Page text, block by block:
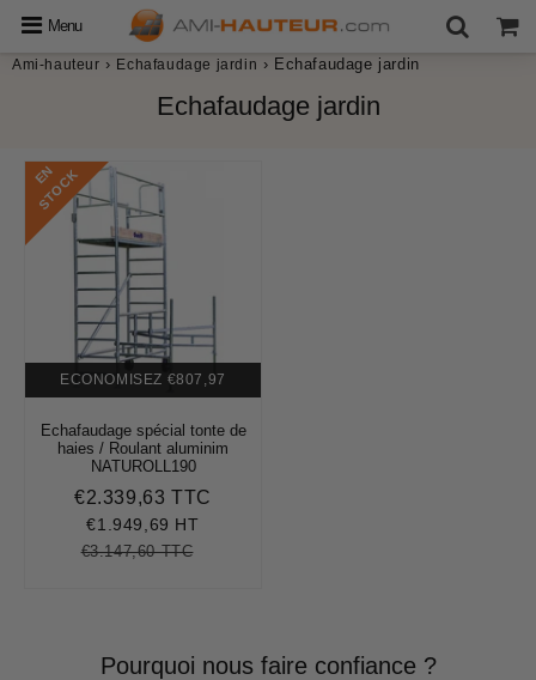
Menu
Ami-hauteur › Echafaudage jardin › Echafaudage jardin
Echafaudage jardin
E
N
S
T
O
C
K
ECONOMISEZ €807,97
Echafaudage spécial tonte de
haies / Roulant aluminim
NATUROLL190
Prix
réduit
€2.339,63 TTC
€1.949,69 HT
Prix
€3.147,60 TTC€3.147,60
Pourquoi nous faire confiance ?